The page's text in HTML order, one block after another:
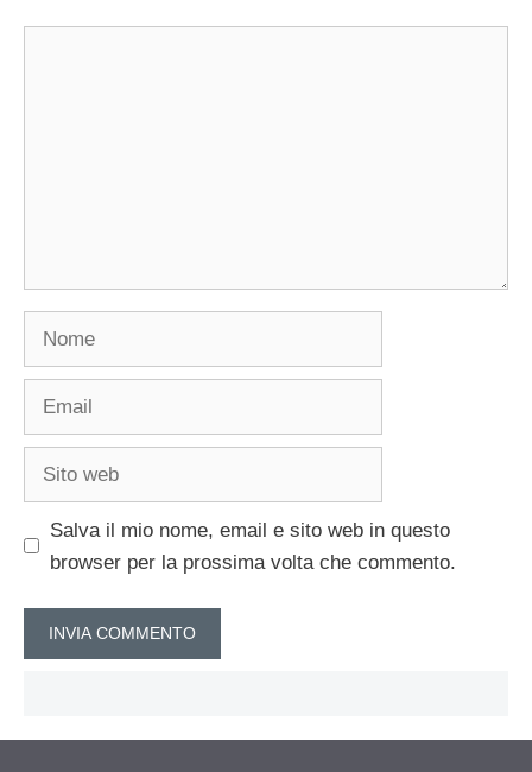
Salva il mio nome, email e sito web in questo
browser per la prossima volta che commento.